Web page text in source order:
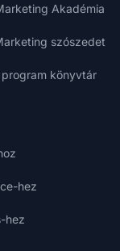
Akadémia
szószedet
program könyvtár
hez
hez